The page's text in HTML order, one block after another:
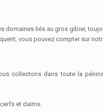
domaines liés au gros gibier,
vous pouvez compter sur
collectons dans toute la
et daims.